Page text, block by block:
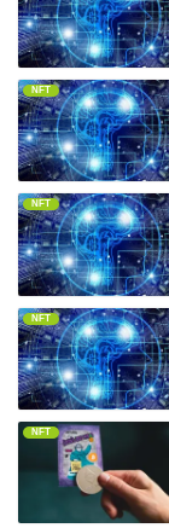
NFT
NFT
NFT
NFT